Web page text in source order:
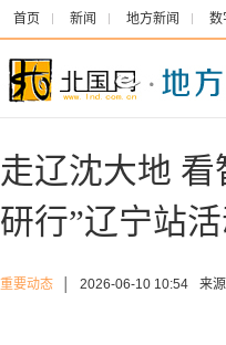
首页 新闻 地方新闻 数
走辽沈大地
研行”辽宁站
重要动态 2026-06-10 10:54 来源